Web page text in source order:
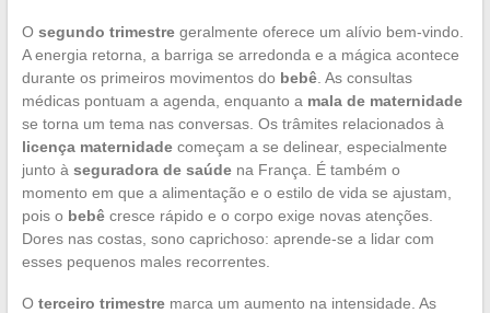
O segundo trimestregeralmente oferece um alívio bem-vindo.
A energia retorna, a barriga se arredonda e a mágica acontece
durante os primeiros movimentos do bebê. As consultas
médicas pontuam a agenda, enquanto a mala de maternidade
se torna um tema nas conversas. Os trâmites relacionados à
licença maternidadecomeçam a se delinear, especialmente
junto à seguradora de saúdena França. É também o
momento em que a alimentação e o estilo de vida se ajustam,
pois o bebêcresce rápido e o corpo exige novas atenções.
Dores nas costas, sono caprichoso: aprende-se a lidar com
esses pequenos males recorrentes.
O terceiro trimestremarca um aumento na intensidade. As